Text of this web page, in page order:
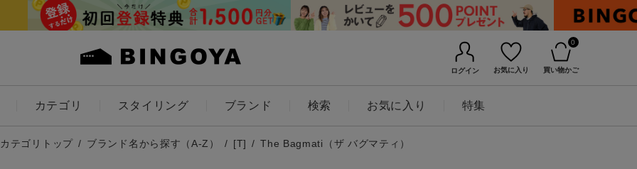
ログイン お気に入り
0
買い物かご
カテゴリ スタイリング ブランド 検索 お気に入り 特集
カラー
カテゴリトップ ブランド名から探す（A-Z） [T] The Bagmati（ザ バグマティ）